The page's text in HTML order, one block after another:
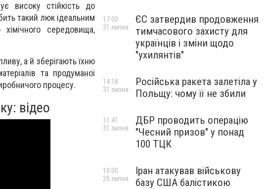
високу стійкість до
такий люк ідеальним
середовища,
а й зберігають їхню
та продуманої
процесу.
відео
ЄС затвердив продовження
тимчасового захисту для
українців і зміни щодо
"ухилянтів"
17:00
31 липня
Російська ракета залетіла у
Польщу: чому її не збили
14:18
31 липня
ДБР проводить операцію
"Чесний призов" у понад
100 ТЦК
11:41
31 липня
Іран атакував військову
базу США балістикою
10:00
29 липня